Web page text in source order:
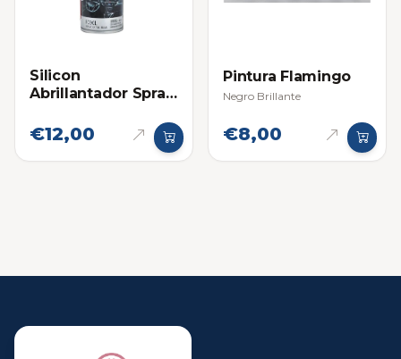
Silicon
Abrillantador Spray
Flamingo
€12,00
Pintura Flamingo
Negro Brillante
€8,00